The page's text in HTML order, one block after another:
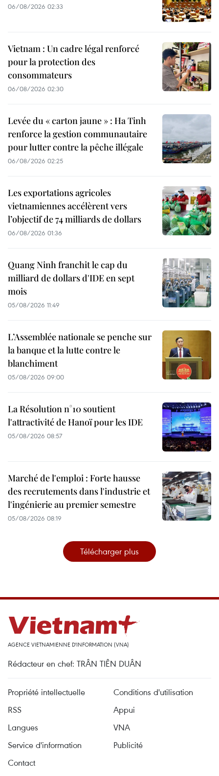
06/08/2026 02:33
Vietnam : Un cadre légal renforcé
pour la protection des
consommateurs
06/08/2026 02:30
Levée du « carton jaune » : Ha Tinh
renforce la gestion communautaire
pour lutter contre la pêche illégale
06/08/2026 02:25
Les exportations agricoles
vietnamiennes accélèrent vers
l’objectif de 74 milliards de dollars
06/08/2026 01:36
Quang Ninh franchit le cap du
milliard de dollars d'IDE en sept
mois
05/08/2026 11:49
L’Assemblée nationale se penche sur
la banque et la lutte contre le
blanchiment
05/08/2026 09:00
La Résolution n°10 soutient
l'attractivité de Hanoï pour les IDE
05/08/2026 08:57
Marché de l'emploi : Forte hausse
des recrutements dans l'industrie et
l'ingénierie au premier semestre
05/08/2026 08:19
Télécharger plus
AGENCE VIETNAMIENNE D'INFORMATION (VNA)
Rédacteur en chef: TRÂN TIÊN DUÂN
Propriété intellectuelle
Conditions d'utilisation
RSS
Appui
Langues
VNA
Service d'information
Publicité
Contact